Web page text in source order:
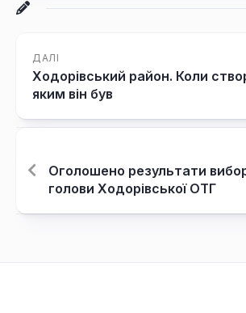
ДАЛІ
Ходорівський район. Коли
яким він був
Оголошено результати
голови Ходорівської ОТГ